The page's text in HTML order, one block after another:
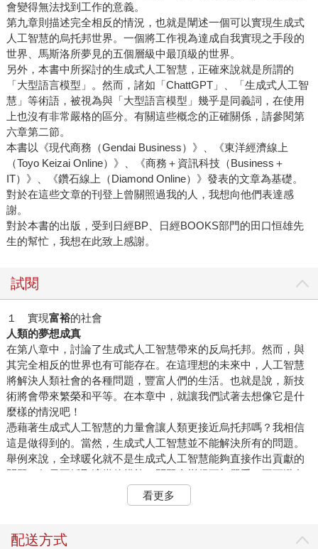
會變得無法找到工作的意義。
第九章則描述完全相反的情況，也就是闡述一個可以實現生成式
人工智慧的烏托邦世界。一個將工作視為達成自我實現之手段的
世界、馬斯洛所夢見的五個層級中最頂級的世界。
另外，本書中所探討的生成式人工智慧，正確來說就是所謂的
「大型語言模型」。然而，諸如「ChattGPT」、「生成式人工智
慧」等術語，被視為與「大型語言模型」幾乎是同義詞，在使用
上也沒有非常嚴格的區分。有關這些概念的正確關係，請參閱第
六章第二節。
本書以《現代商務（Gendai Business）》、《東洋經濟線上
（Toyo Keizai Online）》、《商務＋資訊科技（Business＋
IT）》、《鑽石線上（Diamond Online）》發表的文章為基礎。
對於在這些文章的刊登上曾關照過我的人，我想向他們表達感
謝。
對於本書的出版，受到日經BP、日經BOOKS部門的田口恒雄先
生的幫忙，我想在此致上感謝。
試閱
１ 實現富裕的社會
人類的夢想成真
在第八章中，討論了生成式人工智慧帶來的反烏托邦。然而，與
其完全相反的世界也有可能存在。在這理想的未來中，人工智慧
將解決人類社會的各種問題，豐富人們的生活。也就是說，新技
術將會帶來繁榮和平等。在本章中，就讓我們試著去想像它是什
麼樣的情況吧！
憑藉著生成式人工智慧的力量會讓人類更接近烏托邦嗎？我相信
這是做得到的。當然，生成式人工智慧並不能解決所有的問題。
舉例來說，全球暖化就不是生成式人工智慧能夠直接作出貢獻的
問題。如果不採取適當的措施，問題會變得更加嚴重。不可避免
的是，除此之外，到目前為止我們所面對的各種問題仍然存在，
獻。曾經只是夢想的事情將會實現。特別是在以下諸點獲取重大
看更多
配送方式